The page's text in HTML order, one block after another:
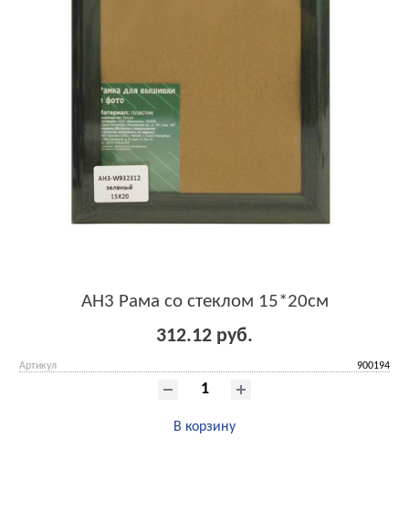
AH3 Рама со стеклом 15*20см
312.12 руб.
Артикул 900194
В корзину